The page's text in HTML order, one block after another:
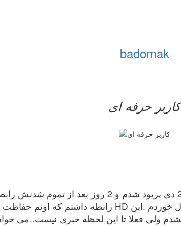
badomak
کاربر حرفه ای